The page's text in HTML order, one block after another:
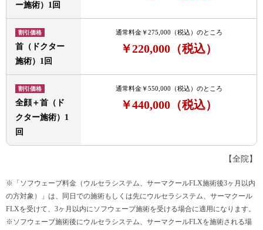
ー施術）1回
割引価格
首（ドクター
施術）1回
通常料金￥275,000（税込）のところ
￥220,000 （税込）
割引価格
全顔＋首（ド
クター施術）1
回
通常料金￥550,000（税込）のところ
￥440,000 （税込）
【全院】
※「ソフウェーブ料金（ ウルセラシステム、 サーマクールFLX施術後3ヶ月以内
の方対象）」は、同日での施術もしくは先にウルセラシステム、 サーマクール
FLXを受けて、3ヶ月以内にソフウェーブ施術を受ける場合に適用になります。
※ソフウェーブ施術後にウルセラシステム、 サーマクールFLXを施術される場